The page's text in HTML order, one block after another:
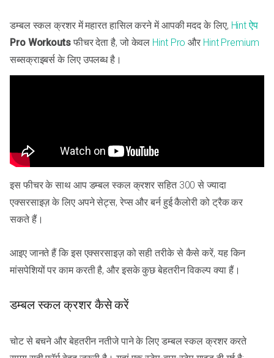
डम्बल स्कल क्रशर में महारत हासिल करने में आपकी मदद के लिए, Hint ऐप
Pro Workoutsफीचर देता है, जो केवल Hint Pro और Hint Premium
सब्सक्राइबर्स के लिए उपलब्ध है।
इस फीचर के साथ आप डम्बल स्कल क्रशर सहित 300 से ज्यादा
एक्सरसाइज़ के लिए अपने सेट्स, रेप्स और बर्न हुई कैलोरी को ट्रैक कर
सकते हैं।
आइए जानते हैं कि इस एक्सरसाइज़ को सही तरीके से कैसे करें, यह किन
मांसपेशियों पर काम करती है, और इसके कुछ बेहतरीन विकल्प क्या हैं।
डम्बल स्कल क्रशर कैसे करें
चोट से बचने और बेहतरीन नतीजे पाने के लिए डम्बल स्कल क्रशर करते